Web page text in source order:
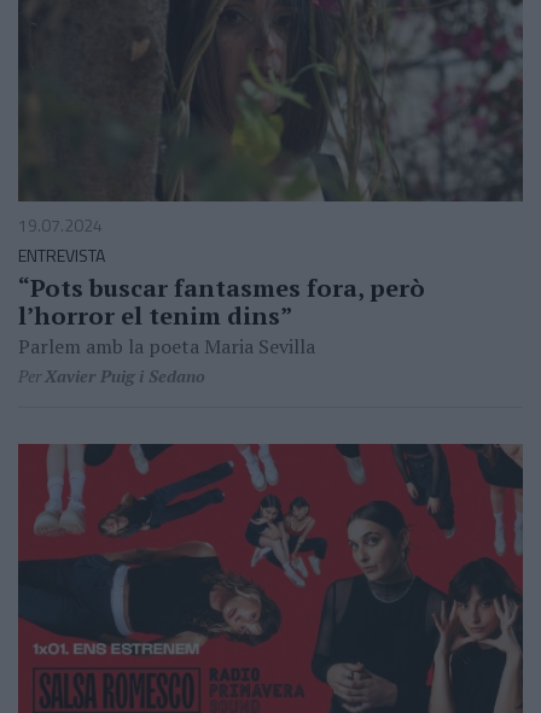
19.07.2024
ENTREVISTA
“Pots buscar fantasmes fora, però
l’horror el tenim dins”
Parlem amb la poeta Maria Sevilla
PerXavier Puig i Sedano